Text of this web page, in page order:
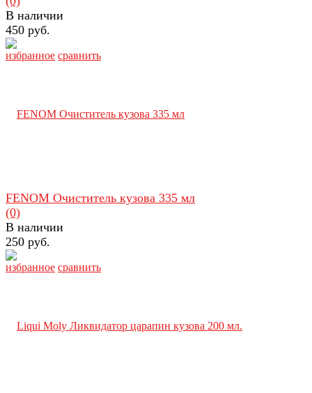
избранное сравнить
В наличии
450 руб.
избранное сравнить
FENOM Очиститель кузова 335 мл
(0)
В наличии
250 руб.